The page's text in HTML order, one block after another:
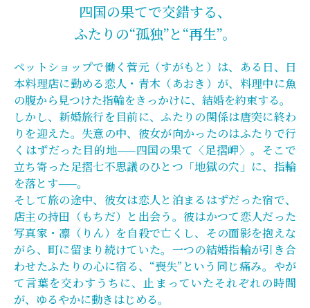
四国の果てで交錯する、
ふたりの“孤独”と“再生”。
ペットショップで働く菅元（すがもと）は、ある日、日
本料理店に勤める恋人・青木（あおき）が、料理中に魚
の腹から見つけた指輪をきっかけに、結婚を約束する。
しかし、新婚旅行を目前に、ふたりの関係は唐突に終わ
りを迎えた。失意の中、彼女が向かったのはふたりで行
くはずだった目的地——四国の果て〈足摺岬〉。そこで
立ち寄った足摺七不思議のひとつ「地獄の穴」に、指輪
を落とす——。
そして旅の途中、彼女は恋人と泊まるはずだった宿で、
店主の持田（もちだ）と出会う。彼はかつて恋人だった
写真家・凛（りん）を自殺で亡くし、その面影を抱えな
がら、町に留まり続けていた。一つの結婚指輪が引き合
わせたふたりの心に宿る、“喪失”という同じ痛み。やが
て言葉を交わすうちに、止まっていたそれぞれの時間
が、ゆるやかに動きはじめる。